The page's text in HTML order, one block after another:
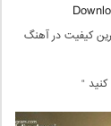
کیفیت در آهنگ
“